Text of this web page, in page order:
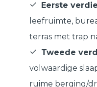
Eerste
leefruimte,
terras met trap
Tweede
volwaardige
ruime berging/